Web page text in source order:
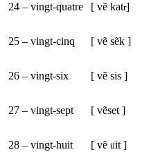
24 – vingt-quatre [ vẽ katr]
25 – vingt-cinq [ vẽ sẽk ]
26 – vingt-six [ vẽ sis ]
27 – vingt-sept [ vẽset ]
28 – vingt-huit [ vẽ üit ]